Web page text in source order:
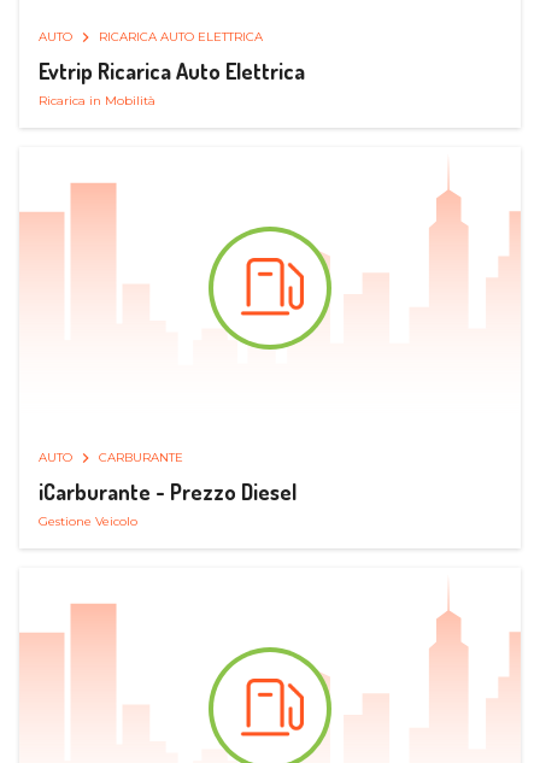
AUTO RICARICA AUTO ELETTRICA
Evtrip Ricarica Auto Elettrica
Ricarica in Mobilità
AUTO CARBURANTE
iCarburante - Prezzo Diesel
Gestione Veicolo